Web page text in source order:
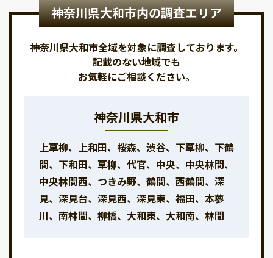
神奈川県大和市内の調査エリア
神奈川県大和市全域を対象に調査しております。
記載のない地域でも
お気軽にご相談ください。
神奈川県大和市
上草柳、上和田、桜森、渋谷、下草柳、下鶴
間、下和田、草柳、代官、中央、中央林間、
中央林間西、つきみ野、鶴間、西鶴間、深
見、深見台、深見西、深見東、福田、本蓼
川、南林間、柳橋、大和東、大和南、林間